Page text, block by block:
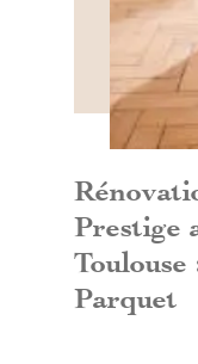
Prestige
Parquet